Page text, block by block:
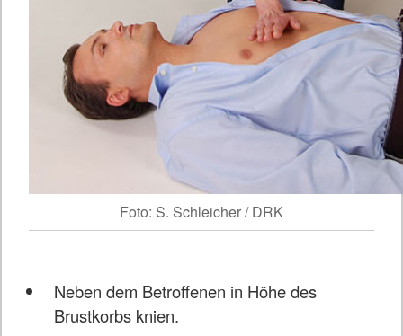
Foto: S. Schleicher / DRK
Neben dem Betroffenen in Höhe des
Brustkorbs knien.